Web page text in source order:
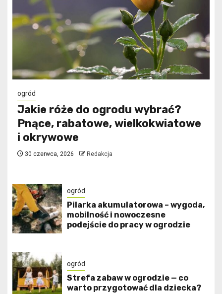
ogród
Jakie róże do ogrodu wybrać?
Pnące, rabatowe, wielkokwiatowe
i okrywowe
30 czerwca, 2026 Redakcja
ogród
Pilarka akumulatorowa – wygoda,
mobilność i nowoczesne
podejście do pracy w ogrodzie
ogród
Strefa zabaw w ogrodzie — co
warto przygotować dla dziecka?